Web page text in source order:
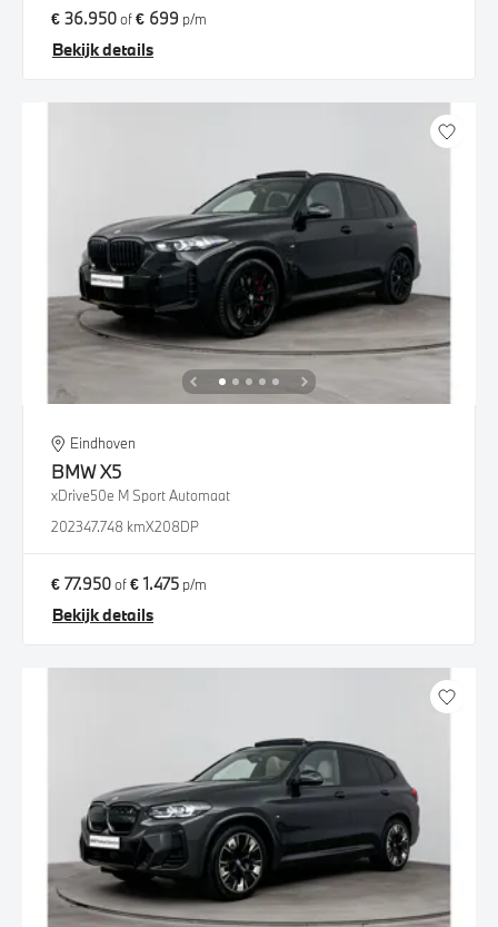
€ 36.950of€ 699 p/m
Bekijk details
Eindhoven
BMWX5
xDrive50e M Sport Automaat
202347.748 kmX208DP
€ 77.950of€ 1.475 p/m
Bekijk details